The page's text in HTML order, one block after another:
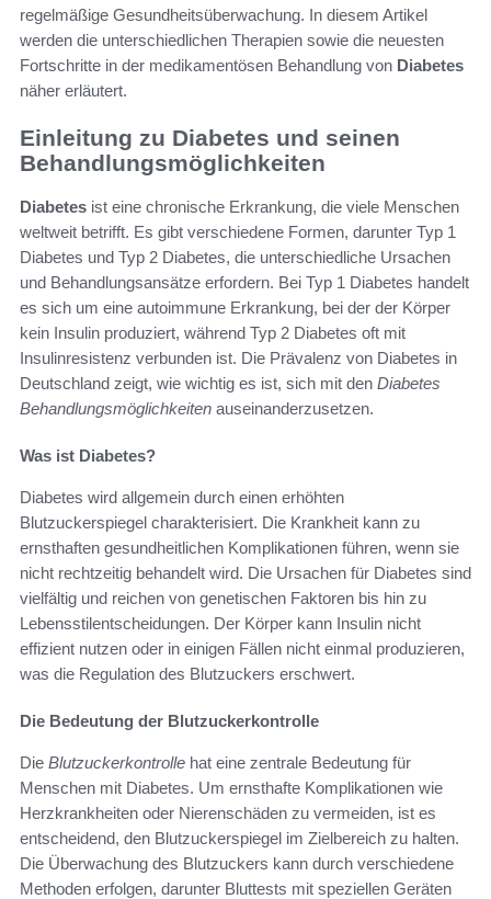
regelmäßige Gesundheitsüberwachung. In diesem Artikel
werden die unterschiedlichen Therapien sowie die neuesten
Fortschritte in der medikamentösen Behandlung von Diabetes
näher erläutert.
Einleitung zu Diabetes und seinen
Behandlungsmöglichkeiten
Diabetes ist eine chronische Erkrankung, die viele Menschen
weltweit betrifft. Es gibt verschiedene Formen, darunter Typ 1
Diabetes und Typ 2 Diabetes, die unterschiedliche Ursachen
und Behandlungsansätze erfordern. Bei Typ 1 Diabetes handelt
es sich um eine autoimmune Erkrankung, bei der der Körper
kein Insulin produziert, während Typ 2 Diabetes oft mit
Insulinresistenz verbunden ist. Die Prävalenz von Diabetes in
Deutschland zeigt, wie wichtig es ist, sich mit den Diabetes
Behandlungsmöglichkeiten auseinanderzusetzen.
Was ist Diabetes?
Diabetes wird allgemein durch einen erhöhten
Blutzuckerspiegel charakterisiert. Die Krankheit kann zu
ernsthaften gesundheitlichen Komplikationen führen, wenn sie
nicht rechtzeitig behandelt wird. Die Ursachen für Diabetes sind
vielfältig und reichen von genetischen Faktoren bis hin zu
Lebensstilentscheidungen. Der Körper kann Insulin nicht
effizient nutzen oder in einigen Fällen nicht einmal produzieren,
was die Regulation des Blutzuckers erschwert.
Die Bedeutung der Blutzuckerkontrolle
Die Blutzuckerkontrolle hat eine zentrale Bedeutung für
Menschen mit Diabetes. Um ernsthafte Komplikationen wie
Herzkrankheiten oder Nierenschäden zu vermeiden, ist es
entscheidend, den Blutzuckerspiegel im Zielbereich zu halten.
Die Überwachung des Blutzuckers kann durch verschiedene
Methoden erfolgen, darunter Bluttests mit speziellen Geräten